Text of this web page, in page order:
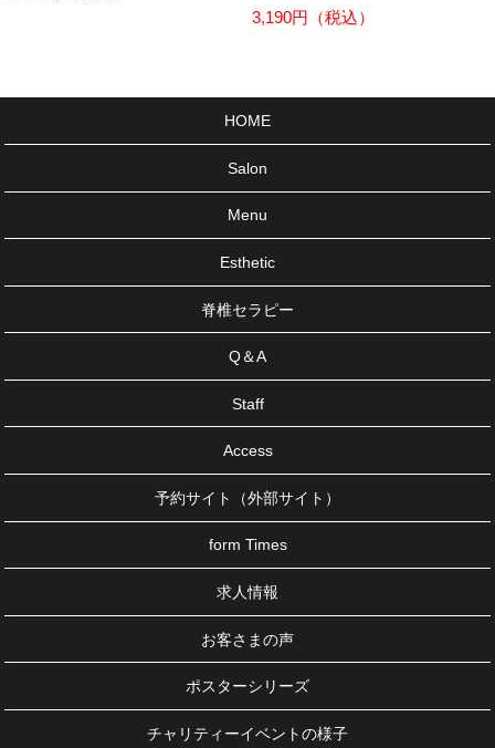
3,190円（税込）
HOME
Salon
Menu
Esthetic
脊椎セラピー
Q＆A
Staff
Access
予約サイト（外部サイト）
form Times
求人情報
お客さまの声
ポスターシリーズ
チャリティーイベントの様子